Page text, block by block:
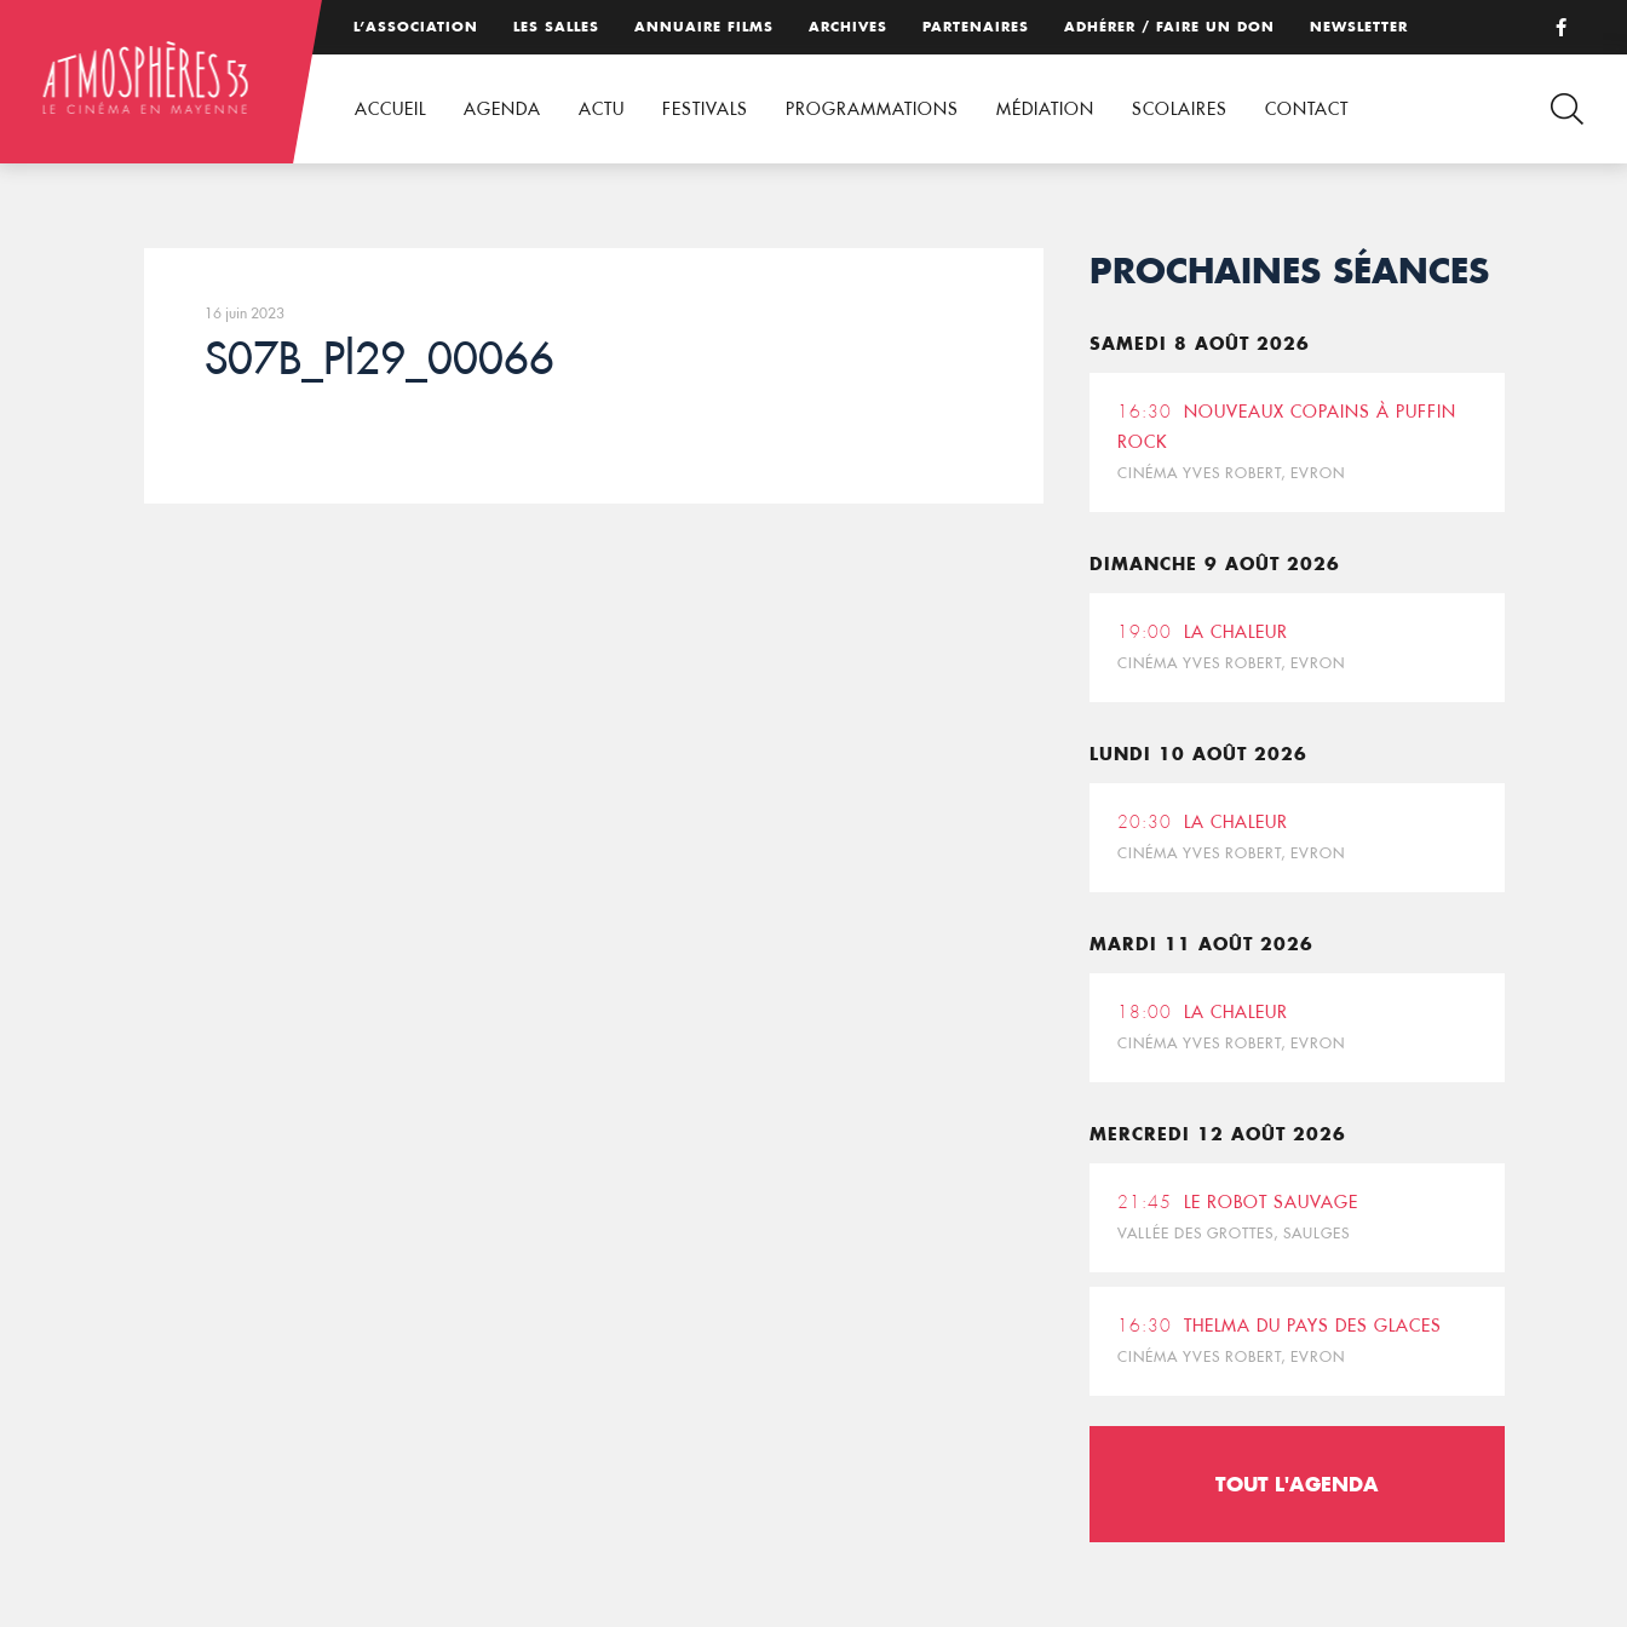
L’ASSOCIATION LES SALLES ANNUAIRE FILMS ARCHIVES PARTENAIRES ADHÉRER / FAIRE UN DON NEWSLETTER
ACCUEIL AGENDA ACTU FESTIVALS PROGRAMMATIONS MÉDIATION SCOLAIRES CONTACT
16 juin 2023
S07B_Pl29_00066
PROCHAINES SÉANCES
SAMEDI 8 AOÛT 2026
16:30
NOUVEAUX COPAINS À PUFFIN
ROCK
CINÉMA YVES ROBERT, EVRON
DIMANCHE 9 AOÛT 2026
19:00 LA CHALEUR
CINÉMA YVES ROBERT, EVRON
LUNDI 10 AOÛT 2026
20:30 LA CHALEUR
CINÉMA YVES ROBERT, EVRON
MARDI 11 AOÛT 2026
18:00 LA CHALEUR
CINÉMA YVES ROBERT, EVRON
MERCREDI 12 AOÛT 2026
21:45 LE ROBOT SAUVAGE
VALLÉE DES GROTTES, SAULGES
16:30 THELMA DU PAYS DES GLACES
CINÉMA YVES ROBERT, EVRON
TOUT L'AGENDA